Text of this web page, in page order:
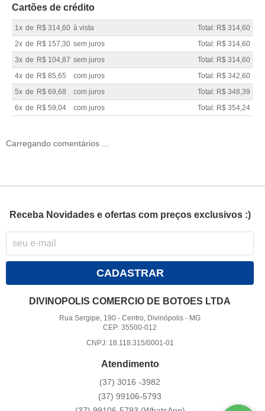
Cartões de crédito
1x de R$ 314,60 à vista
Total: R$ 314,60
2x de R$ 157,30 sem juros
Total: R$ 314,60
3x de R$ 104,87 sem juros
Total: R$ 314,60
4x de R$ 85,65 com juros
Total: R$ 342,60
5x de R$ 69,68 com juros
Total: R$ 348,39
6x de R$ 59,04 com juros Total: R$ 354,24
Carregando comentários ...
Receba Novidades e ofertas com preços exclusivos :)
CADASTRAR
DIVINOPOLIS COMERCIO DE BOTOES LTDA
Rua Sergipe, 190 -Centro, Divinópolis - MG
CEP: 35500-012
CNPJ: 18.118.315/0001-01
Atendimento
(37) 3016 -3982
(37) 99106-5793